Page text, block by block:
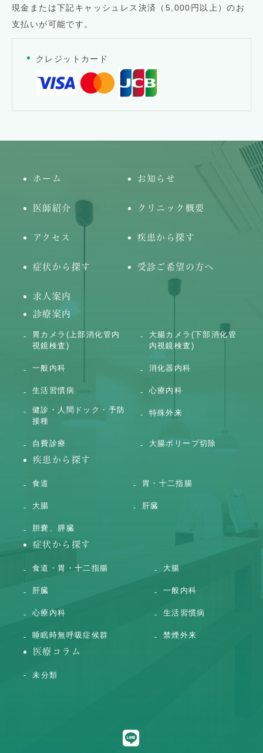
現金または下記キャッシュレス決済（5,000円以上）のお
支払いが可能です。
クレジットカード
ホーム お知らせ
医師紹介 クリニック概要
アクセス 疾患から探す
症状から探す 受診ご希望の方へ
求人案内
診療案内
胃カメラ(上部消化管内
視鏡検査)
大腸カメラ(下部消化管
内視鏡検査)
一般内科 消化器内科
生活習慣病 心療内科
健診・人間ドック・予防
接種
特殊外来
自費診療
大腸ポリープ切除
疾患から探す
食道 胃・十二指腸
大腸 肝臓
胆嚢、膵臓
症状から探す
食道・胃・十二指腸 大腸
肝臓 一般内科
心療内科 生活習慣病
睡眠時無呼吸症候群
禁煙外来
医療コラム
未分類